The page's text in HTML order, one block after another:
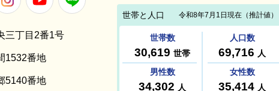
三丁目2番1号
1532番地
5140番地